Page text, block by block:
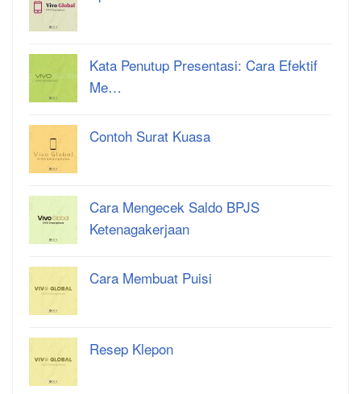
Kata Penutup Presentasi: Cara Efektif
Me…
Contoh Surat Kuasa
Cara Mengecek Saldo BPJS
Ketenagakerjaan
Cara Membuat Puisi
Resep Klepon